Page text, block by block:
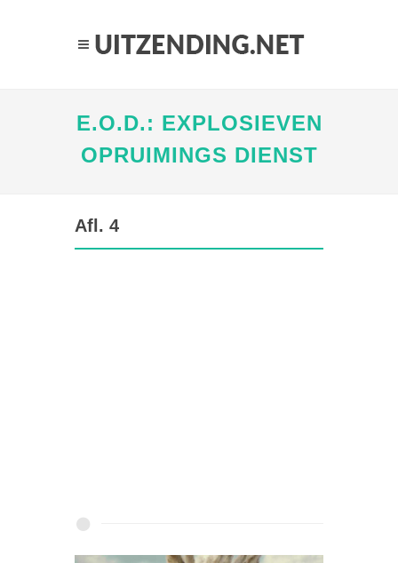
E.O.D.: EXPLOSIEVEN
OPRUIMINGS DIENST
Afl. 4